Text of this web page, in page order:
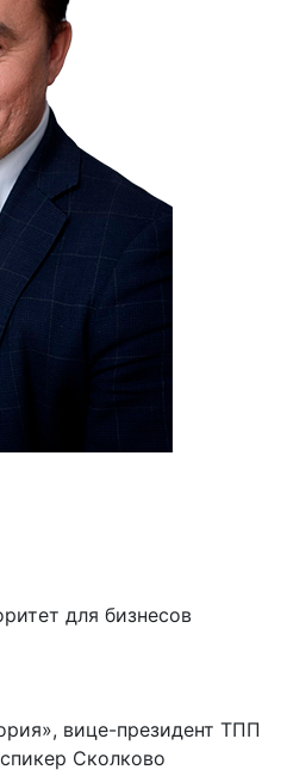
для бизнесов
вице-президент ТПП
Сколково